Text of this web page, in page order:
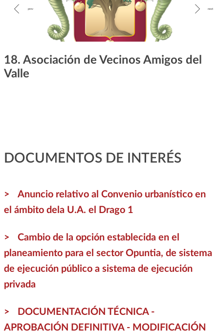
18. Asociación de Vecinos Amigos del
Valle
DOCUMENTOS DE INTERÉS
Anuncio relativo al Convenio urbanístico en
el ámbito dela U.A. el Drago 1
Cambio de la opción establecida en el
planeamiento para el sector Opuntia, de sistema
de ejecución público a sistema de ejecución
privada
DOCUMENTACIÓN TÉCNICA -
APROBACIÓN DEFINITIVA - MODIFICACIÓN